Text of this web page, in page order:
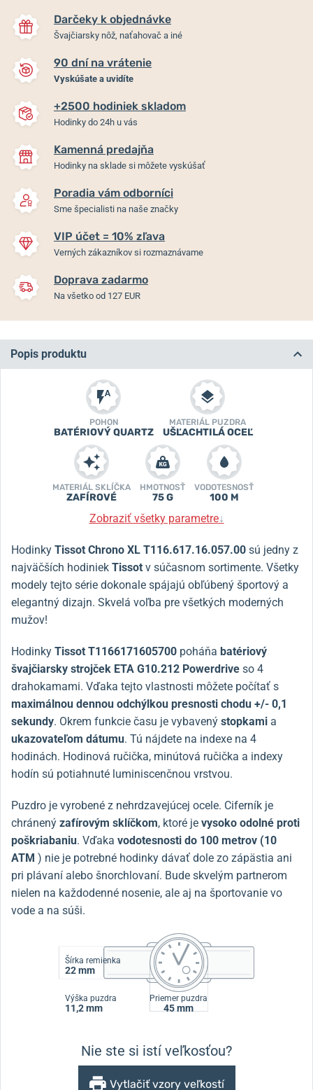
Darčeky k objednávke
Švajčiarsky nôž, naťahovač a iné
90 dní na vrátenie
Vyskúšate a uvidíte
+2500 hodiniek skladom
Hodinky do 24h u vás
Kamenná predajňa
Hodinky na sklade si môžete vyskúšať
Poradia vám odborníci
Sme špecialisti na naše značky
VIP účet = 10% zľava
Verných zákazníkov si rozmaznávame
Doprava zadarmo
Na všetko od 127 EUR
Popis produktu
POHON
BATÉRIOVÝ QUARTZ
MATERIÁL PUZDRA
UŠĽACHTILÁ OCEĽ
MATERIÁL SKLÍČKA
ZAFÍROVÉ
HMOTNOSŤ
75 G
VODOTESNOSŤ
100 M
Zobraziť všetky parametre↓
Hodinky Tissot Chrono XL T116.617.16.057.00 sú jedny z
najväčších hodiniek Tissot v súčasnom sortimente. Všetky
modely tejto série dokonale spájajú obľúbený športový a
elegantný dizajn. Skvelá voľba pre všetkých moderných
mužov!
Hodinky Tissot T1166171605700 poháňa batériový
švajčiarsky strojček ETA G10.212 Powerdrive so 4
drahokamami. Vďaka tejto vlastnosti môžete počítať s
maximálnou dennou odchýlkou presnosti chodu +/- 0,1
sekundy. Okrem funkcie času je vybavený stopkami a
ukazovateľom dátumu. Tú nájdete na indexe na 4
hodinách. Hodinová ručička, minútová ručička a indexy
hodín sú potiahnuté luminiscenčnou vrstvou.
Puzdro je vyrobené z nehrdzavejúcej ocele. Ciferník je
chránený zafírovým sklíčkom, ktoré je vysoko odolné proti
poškriabaniu. Vďaka vodotesnosti do 100 metrov (10
ATM ) nie je potrebné hodinky dávať dole zo zápästia ani
pri plávaní alebo šnorchlovaní. Bude skvelým partnerom
nielen na každodenné nosenie, ale aj na športovanie vo
vode a na súši.
Šírka remienka
22 mm
Výška puzdra
11,2 mm
Priemer puzdra
45 mm
Nie ste si istí veľkosťou?
Vytlačiť vzory veľkostí